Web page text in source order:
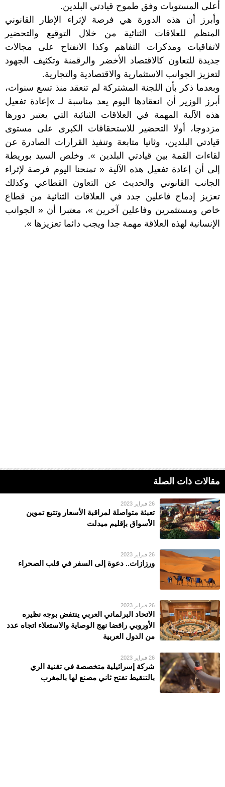
أعلى المستويات وفق طموح قيادتي البلدين.
وأبرز أن هذه الدورة هي فرصة لإثراء الإطار القانوني
المنظم للعلاقات الثنائية من خلال التوقيع والتحضير
لاتفاقيات ومذكرات التفاهم وكذا الانفتاح على مجالات
جديدة للتعاون كالاقتصاد الأخضر والرقمنة وتكثيف الجهود
لتعزيز الجوانب الاستثمارية والاقتصادية والتجارية.
وبعدما ذكر بأن اللجنة المشتركة لم تنعقد منذ تسع سنوات،
أبرز الوزير أن انعقادها اليوم يعد مناسبة لـ »إعادة تفعيل
هذه الآلية المهمة في العلاقات الثنائية التي يعتبر دورها
مزدوجا، أولا التحضير للاستحقاقات الكبرى على مستوى
قيادتي البلدين، وثانيا متابعة وتنفيذ القرارات الصادرة عن
لقاءات القمة بين قيادتي البلدين ». وخلص السيد بوريطة
إلى أن إعادة تفعيل هذه الآلية « تمنحنا اليوم فرصة لإثراء
الجانب القانوني والحديث عن التعاون القطاعي وكذلك
تعزيز إدماج فاعلين جدد في العلاقات الثنائية من قطاع
خاص ومستثمرين وفاعلين آخرين »، معتبرا أن « الجوانب
الإنسانية لهذه العلاقة مهمة جدا ويجب دائما تعزيزها ».
مقالات ذات الصلة
26 فبراير 2023
تعبئة متواصلة لمراقبة الأسعار وتتبع تموين
الأسواق بإقليم ميدلت
26 فبراير 2023
ورزازات.. دعوة إلى السفر في قلب الصحراء
26 فبراير 2023
الاتحاد البرلماني العربي ينتفض بوجه نظيره
الأوروبي رافضا نهج الوصاية والاستعلاء اتجاه عدد
من الدول العربية
26 فبراير 2023
شركة إسرائيلية متخصصة في تقنية الري
بالتنقيط تفتح ثاني مصنع لها بالمغرب